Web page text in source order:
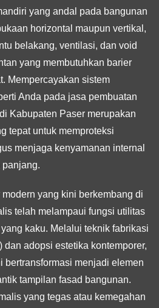
yang andal pada bangunan
horizontal maupun vertikal,
belakang, ventilasi, dan void
yang membutuhkan barier
Mempercayakan sistem
Anda pada jasa pembuatan
Kabupaten Paser merupakan
tepat untuk memproteksi
menjaga kenyamanan internal
panjang.
yang kini berkembang di
telah melampaui fungsi utilitas
kaku. Melalui teknik fabrikasi
dan adopsi estetika kontemporer,
bertransformasi menjadi elemen
tampilan fasad bangunan.
yang tegas atau kemegahan